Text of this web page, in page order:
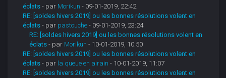
éclats - par Morikun - 09-01-2019, 22:42
RE: [soldes hivers 2019] ou les bonnes résolutions volent en
éclats - par pastouche - 09-01-2019, 23:24
RE: [soldes hivers 2019] ou les bonnes résolutions volent en
éclats - par Morikun - 10-01-2019, 10:50
RE: [soldes hivers 2019] ou les bonnes résolutions volent en
éclats - par la queue en airain - 10-01-2019, 11:07
RE: [soldes hivers 2019] ou les bonnes résolutions volent en